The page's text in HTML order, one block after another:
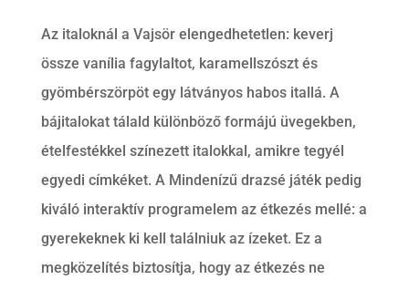
Az italoknál a Vajsör elengedhetetlen: keverj
össze vanília fagylaltot, karamellszószt és
gyömbérszörpöt egy látványos habos itallá. A
bájitalokat tálald különböző formájú üvegekben,
ételfestékkel színezett italokkal, amikre tegyél
egyedi címkéket. A Mindenízű drazsé játék pedig
kiváló interaktív programelem az étkezés mellé: a
gyerekeknek ki kell találniuk az ízeket. Ez a
megközelítés biztosítja, hogy az étkezés ne